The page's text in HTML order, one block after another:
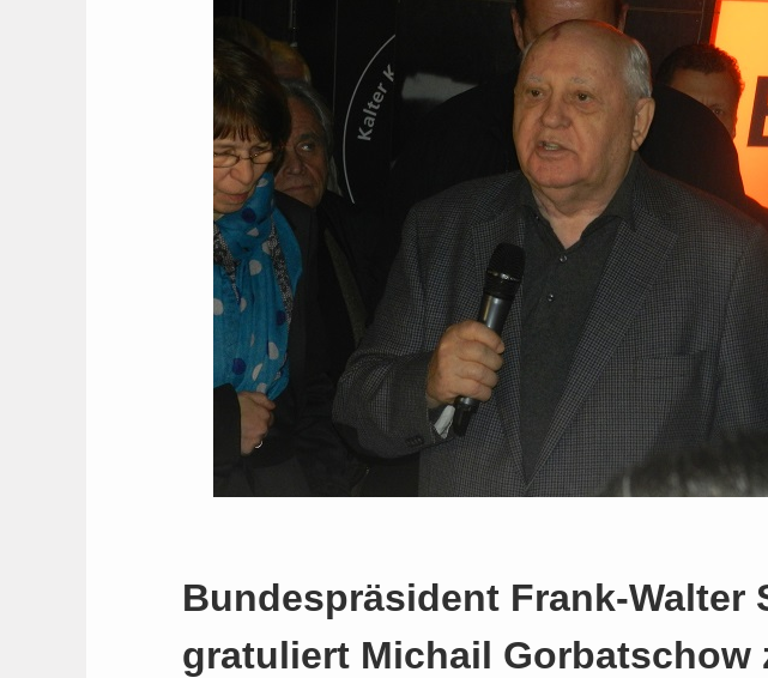
Bundespräsident Frank-Walter
gratuliert Michail Gorbatschow